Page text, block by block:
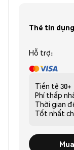
Thẻ tín
Hỗ trợ:
Tiền tệ 30+
Phí thấp
Thời gian
Tốt nhất